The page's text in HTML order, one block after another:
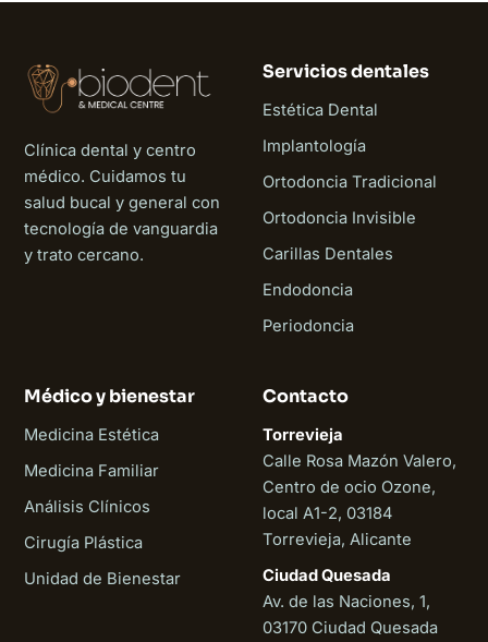
Clínica dental y centro
médico. Cuidamos tu
salud bucal y general con
tecnología de vanguardia
y trato cercano.
Servicios dentales
Estética Dental
Implantología
Ortodoncia Tradicional
Ortodoncia Invisible
Carillas Dentales
Endodoncia
Periodoncia
Médico y bienestar
Medicina Estética
Medicina Familiar
Análisis Clínicos
Cirugía Plástica
Unidad de Bienestar
Contacto
Torrevieja
Calle Rosa Mazón Valero,
Centro de ocio Ozone,
local A1-2, 03184
Torrevieja, Alicante
Ciudad Quesada
Av. de las Naciones, 1,
03170 Ciudad Quesada